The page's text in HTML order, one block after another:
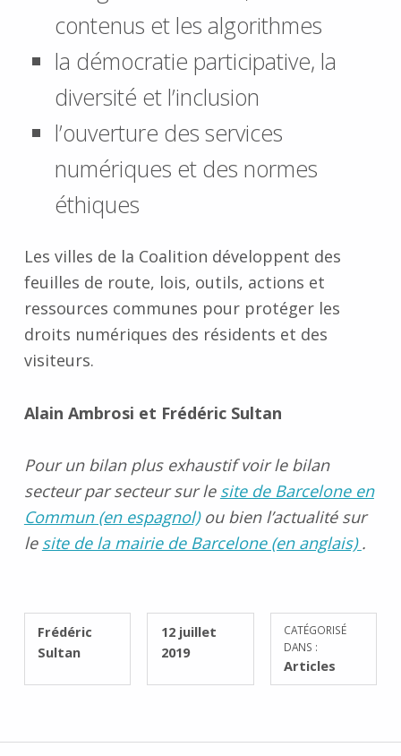
RÉDIGÉ PAR :
Frédéric
Sultan
PUBLIÉ SUR :
12 juillet
2019
CATÉGORISÉ
DANS :
Articles
contenus et les algorithmes
la démocratie participative, la
diversité et l’inclusion
l’ouverture des services
numériques et des normes
éthiques
Les villes de la Coalition développent des
feuilles de route, lois, outils, actions et
ressources communes pour protéger les
droits numériques des résidents et des
visiteurs.
Alain Ambrosi et Frédéric Sultan
Pour un bilan plus exhaustif voir le bilan
secteur par secteur sur le site de Barcelone en
Commun (en espagnol)ou bien l’actualité sur
le site de la mairie de Barcelone (en anglais).
Navigation de l’article